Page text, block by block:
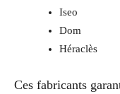
Iseo
Dom
Héraclès
Ces fabricants